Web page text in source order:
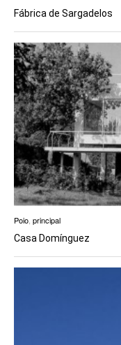
Fábrica de Sargadelos
Poio, principal
Casa Domínguez